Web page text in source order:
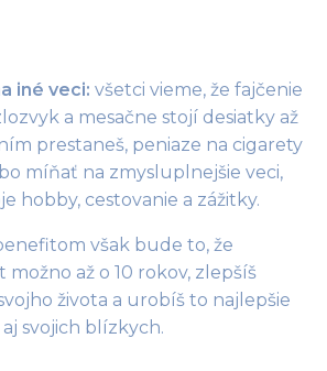
iné veci: všetci vieme, že fajčenie
a mesačne stojí desiatky až
prestaneš, peniaze na cigarety
míňať na zmysluplnejšie veci,
hobby, cestovanie a zážitky.
však bude to, že
možno až o 10 rokov, zlepšíš
života a urobíš to najlepšie
svojich blízkych.